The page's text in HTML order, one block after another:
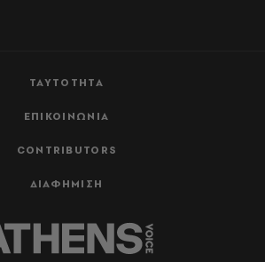
ΤΑΥΤΟΤΗΤΑ
ΕΠΙΚΟΙΝΩΝΙΑ
CONTRIBUTORS
ΔΙΑΦΗΜΙΣΗ